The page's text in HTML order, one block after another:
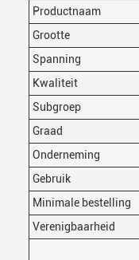
Laat
We
Productnaam
Grootte
Spanning
Kwaliteit
Subgroep
Graad
Onderneming
Gebruik
Minimale bestelling
Verenigbaarheid